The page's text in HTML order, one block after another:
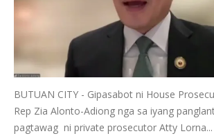
BUTUAN CITY - Gipasabot ni House
Rep Zia Alonto-Adiong nga sa iyang
pagtawag ni private prosecutor Atty Lorna...